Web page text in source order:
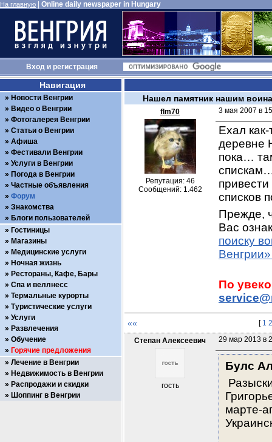
На главную Online daily newspaper in Hungary
Входи регистрация
Нашел памятник нашим
flm70
Репутация: 46
Сообщений: 1.462
3 мая 2007 в
Ехал
деревне
пока…
списков
Прежде,
Вас
поиску
«« [ 1 2
Степан Алексеевич
гость
29 мар 2013 в
Булс
марте-
Навигация
Новости Венгрии
Видео о Венгрии
Фотогалерея Венгрии
Статьи о Венгрии
Афиша
Фестивали Венгрии
Услуги в Венгрии
Погода в Венгрии
Частные объявления
Форум
Знакомства
Блоги пользователей
Гостиницы
Магазины
Медицинские услуги
Ночная жизнь
Рестораны, Кафе, Бары
Спа и веллнесс
Термальные курорты
Туристические услуги
Услуги
Развлечения
Обучение
Горячие предложения
Лечение в Венгрии
Недвижимость в Венгрии
Распродажи и скидки
Шоппинг в Венгрии